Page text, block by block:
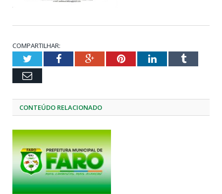
COMPARTILHAR:
TwitterFacebookGoogle+PinterestLinkedInTumblr
Email
CONTEÚDO RELACIONADO